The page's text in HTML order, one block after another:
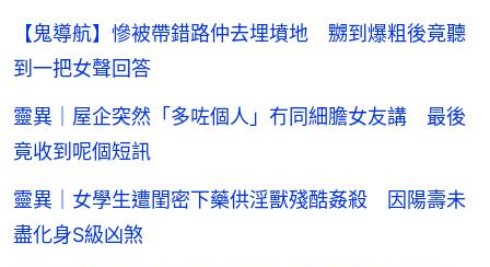
【鬼導航】慘被帶錯路仲去埋墳地 嬲到爆粗後竟聽
到一把女聲回答
靈異｜屋企突然「多咗個人」冇同細膽女友講 最後
竟收到呢個短訊
靈異｜女學生遭閨密下藥供淫獸殘酷姦殺 因陽壽未
盡化身S級凶煞